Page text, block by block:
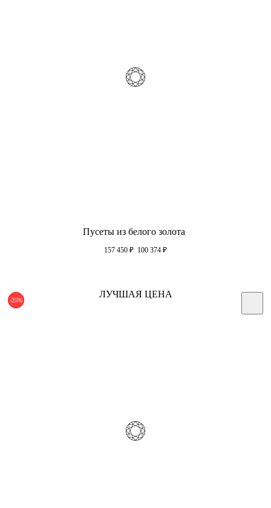
Пусеты из белого золота
157 450 ₽ 100 374 ₽
-25%
ЛУЧШАЯ ЦЕНА